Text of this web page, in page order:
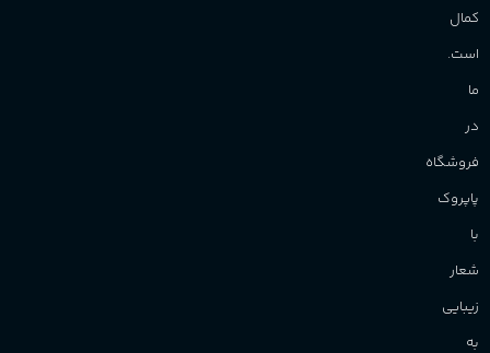
کمال
است.
ما
در
فروشگاه
پاپروک
با
شعار
زیبایی
به